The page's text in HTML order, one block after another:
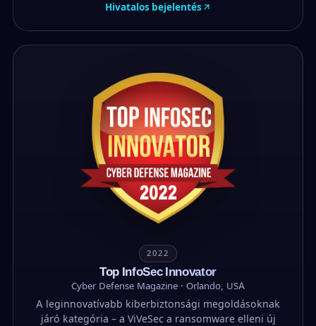
Hivatalos bejelentés
2022
Top InfoSec Innovator
Cyber Defense Magazine · Orlando, USA
A leg­innovatívabb kiberbiztonsági megoldásoknak
járó kategória – a ViVeSec a ransomware elleni új